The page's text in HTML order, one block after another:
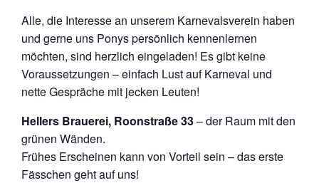
Alle, die Interesse an unserem Karnevalsverein haben
und gerne uns Ponys persönlich kennenlernen
möchten, sind herzlich eingeladen! Es gibt keine
Voraussetzungen – einfach Lust auf Karneval und
nette Gespräche mit jecken Leuten!
Hellers Brauerei, Roonstraße 33– der Raum mit den
grünen Wänden.
Frühes Erscheinen kann von Vorteil sein – das erste
Fässchen geht auf uns!